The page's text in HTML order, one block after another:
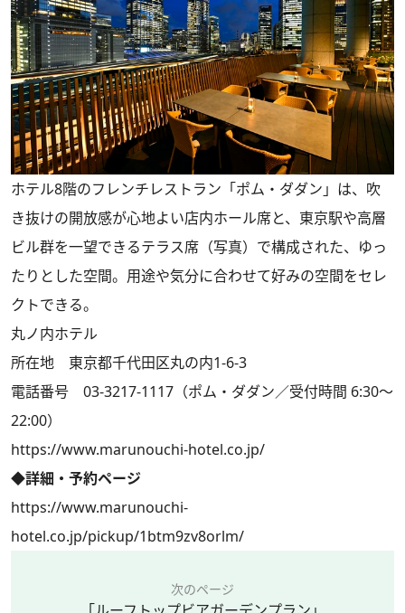
ホテル8階のフレンチレストラン「ポム・ダダン」は、吹
き抜けの開放感が心地よい店内ホール席と、東京駅や高層
ビル群を一望できるテラス席（写真）で構成された、ゆっ
たりとした空間。用途や気分に合わせて好みの空間をセレ
クトできる。
丸ノ内ホテル
所在地 東京都千代田区丸の内1-6-3
電話番号 03-3217-1117（ポム・ダダン／受付時間 6:30～
22:00）
https://www.marunouchi-hotel.co.jp/
◆詳細・予約ページ
https://www.marunouchi-
hotel.co.jp/pickup/1btm9zv8orlm/
次のページ